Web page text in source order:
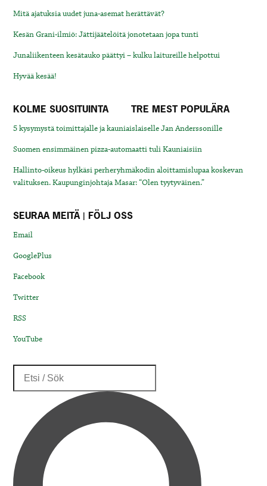
Mitä ajatuksia uudet juna-asemat herättävät?
Kesän Grani-ilmiö: Jättijäätelöitä jonotetaan jopa tunti
Junaliikenteen kesätauko päättyi – kulku laitureille helpottui
Hyvää kesää!
KOLME SUOSITUINTA TRE MEST POPULÄRA
5 kysymystä toimittajalle ja kauniaislaiselle Jan Anderssonille
Suomen ensimmäinen pizza-automaatti tuli Kauniaisiin
Hallinto-oikeus hylkäsi perheryhmäkodin aloittamislupaa koskevan
valituksen. Kaupunginjohtaja Masar: “Olen tyytyväinen.”
SEURAA MEITÄ | FÖLJ OSS
Email
GooglePlus
Facebook
Twitter
RSS
YouTube